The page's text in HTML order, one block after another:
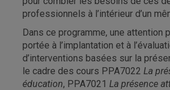
professionnels à l’intérieur d’un
Dans ce programme, une attention
portée à l’implantation et à
d’interventions basées sur la
le cadre des cours PPA7022 La
éducation, PPA7021 La présence